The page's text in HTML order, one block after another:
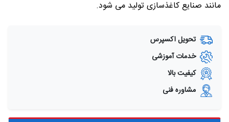
مانند صنایع کاغذسازی تولید می شود.
تحویل اکسپرس
خدمات آموزشی
کیفیت بالا
مشاوره فنی